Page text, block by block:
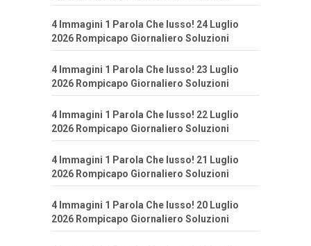
4 Immagini 1 Parola Che lusso! 24 Luglio
2026 Rompicapo Giornaliero Soluzioni
4 Immagini 1 Parola Che lusso! 23 Luglio
2026 Rompicapo Giornaliero Soluzioni
4 Immagini 1 Parola Che lusso! 22 Luglio
2026 Rompicapo Giornaliero Soluzioni
4 Immagini 1 Parola Che lusso! 21 Luglio
2026 Rompicapo Giornaliero Soluzioni
4 Immagini 1 Parola Che lusso! 20 Luglio
2026 Rompicapo Giornaliero Soluzioni